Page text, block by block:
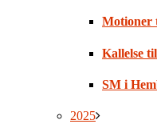
Motioner
Kallelse
SM i
2025